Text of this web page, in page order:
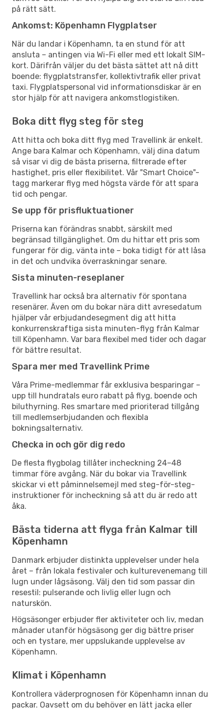
på rätt sätt.
Ankomst: Köpenhamn Flygplatser
När du landar i Köpenhamn, ta en stund för att
ansluta – antingen via Wi-Fi eller med ett lokalt SIM-
kort. Därifrån väljer du det bästa sättet att nå ditt
boende: flygplatstransfer, kollektivtrafik eller privat
taxi. Flygplatspersonal vid informationsdiskar är en
stor hjälp för att navigera ankomstlogistiken.
Boka ditt flyg steg för steg
Att hitta och boka ditt flyg med Travellink är enkelt.
Ange bara Kalmar och Köpenhamn, välj dina datum
så visar vi dig de bästa priserna, filtrerade efter
hastighet, pris eller flexibilitet. Vår "Smart Choice"-
tagg markerar flyg med högsta värde för att spara
tid och pengar.
Se upp för prisfluktuationer
Priserna kan förändras snabbt, särskilt med
begränsad tillgänglighet. Om du hittar ett pris som
fungerar för dig, vänta inte – boka tidigt för att låsa
in det och undvika överraskningar senare.
Sista minuten-reseplaner
Travellink har också bra alternativ för spontana
resenärer. Även om du bokar nära ditt avresedatum
hjälper vår erbjudandesegment dig att hitta
konkurrenskraftiga sista minuten-flyg från Kalmar
till Köpenhamn. Var bara flexibel med tider och dagar
för bättre resultat.
Spara mer med Travellink Prime
Våra Prime-medlemmar får exklusiva besparingar –
upp till hundratals euro rabatt på flyg, boende och
biluthyrning. Res smartare med prioriterad tillgång
till medlemserbjudanden och flexibla
bokningsalternativ.
Checka in och gör dig redo
De flesta flygbolag tillåter incheckning 24–48
timmar före avgång. När du bokar via Travellink
skickar vi ett påminnelsemejl med steg-för-steg-
instruktioner för incheckning så att du är redo att
åka.
Bästa tiderna att flyga från Kalmar till
Köpenhamn
Danmark erbjuder distinkta upplevelser under hela
året – från lokala festivaler och kulturevenemang till
lugn under lågsäsong. Välj den tid som passar din
resestil: pulserande och livlig eller lugn och
naturskön.
Högsäsonger erbjuder fler aktiviteter och liv, medan
månader utanför högsäsong ger dig bättre priser
och en tystare, mer uppslukande upplevelse av
Köpenhamn.
Klimat i Köpenhamn
Kontrollera väderprognosen för Köpenhamn innan du
packar. Oavsett om du behöver en lätt jacka eller